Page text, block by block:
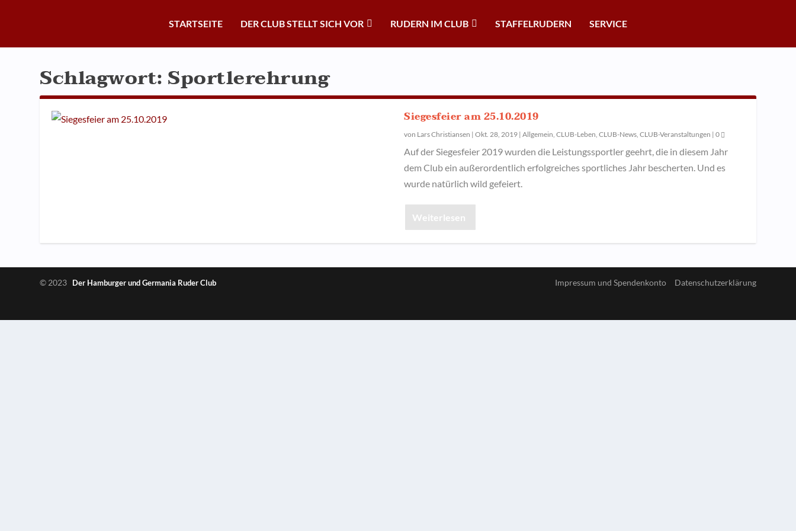
STARTSEITE DER CLUB STELLT SICH VOR RUDERN IM CLUB STAFFELRUDERN SERVICE
Schlagwort: Sportlerehrung
Siegesfeier am 25.10.2019
von Lars Christiansen | Okt. 28, 2019 | Allgemein, CLUB-Leben, CLUB-News, CLUB-Veranstaltungen | 0
Auf der Siegesfeier 2019 wurden die Leistungssportler geehrt, die in diesem Jahr
dem Club ein außerordentlich erfolgreiches sportliches Jahr bescherten. Und es
wurde natürlich wild gefeiert.
Weiterlesen
© 2023 Der Hamburger und Germania Ruder Club Impressum und Spendenkonto Datenschutzerklärung